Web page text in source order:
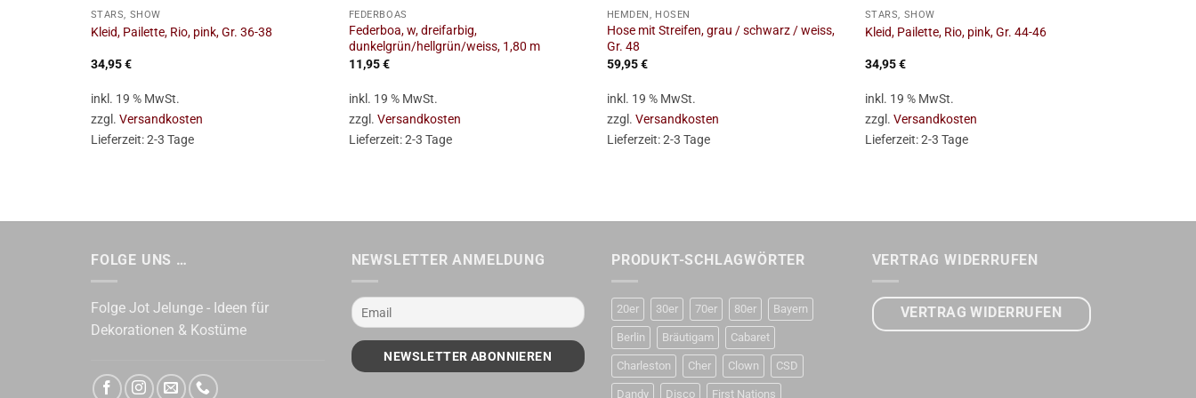
STARS, SHOW
Kleid, Pailette, Rio, pink, Gr. 36-38
34,95€
inkl. 19 % MwSt.
zzgl. Versandkosten
Lieferzeit:2-3 Tage
FEDERBOAS
Federboa, w, dreifarbig,
dunkelgrün/hellgrün/weiss, 1,80 m
11,95€
inkl. 19 % MwSt.
zzgl. Versandkosten
Lieferzeit:2-3 Tage
HEMDEN, HOSEN
Hose mit Streifen, grau / schwarz / weiss,
Gr. 48
59,95€
inkl. 19 % MwSt.
zzgl. Versandkosten
Lieferzeit:2-3 Tage
STARS, SHOW
Kleid, Pailette, Rio, pink, Gr. 44-46
34,95€
inkl. 19 % MwSt.
zzgl. Versandkosten
Lieferzeit:2-3 Tage
FOLGE UNS …
Folge Jot Jelunge - Ideen für
Dekorationen & Kostüme
NEWSLETTER ANMELDUNG PRODUKT-SCHLAGWÖRTER
20er 30er 70er 80er Bayern
Berlin Bräutigam Cabaret
Charleston Cher Clown CSD
Dandy Disco First Nations
VERTRAG WIDERRUFEN
VERTRAG WIDERRUFEN